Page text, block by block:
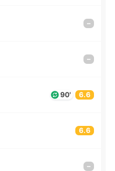
–
–
90' 6.6
6.6
–